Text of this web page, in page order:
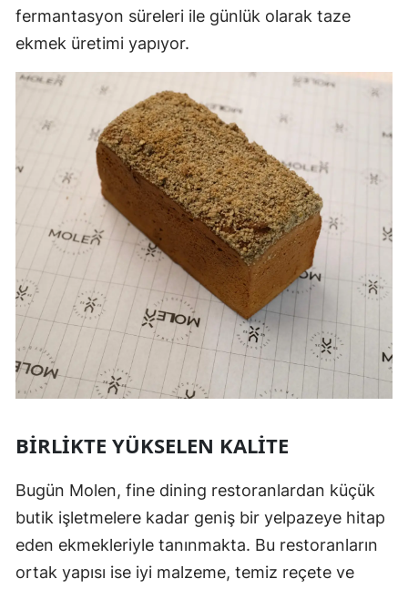
fermantasyon süreleri ile günlük olarak taze
ekmek üretimi yapıyor.
BIRLIKTE YÜKSELEN KALITE
Bugün Molen, fine dining restoranlardan küçük
butik işletmelere kadar geniş bir yelpazeye hitap
eden ekmekleriyle tanınmakta. Bu restoranların
ortak yapısı ise iyi malzeme, temiz reçete ve